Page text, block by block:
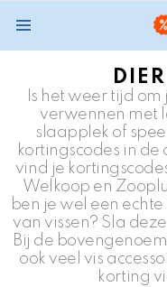
Is het weer tijd
verwennen met
slaapplek of
kortingscodes in
vind je
Welkoop en
ben je wel een
van vissen? Sla
Bij de
ook veel vis
korting